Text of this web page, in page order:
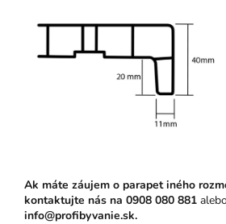
Ak máte záujem o parapet iného
kontaktujte nás na 0908 080 881
info@profibyvanie.sk.